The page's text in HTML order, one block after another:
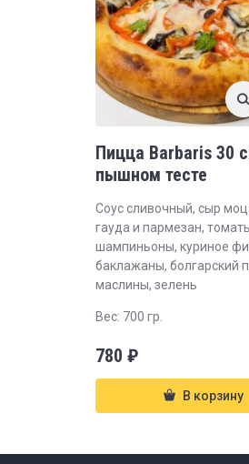
Пицца Barbaris 30
пышном тесте
Соус сливочный, сыр
гауда и пармезан,
шампиньоны, куриное
баклажаны, болгарский
маслины, зелень
Вес: 700 гр.
780 ₽
В корзину